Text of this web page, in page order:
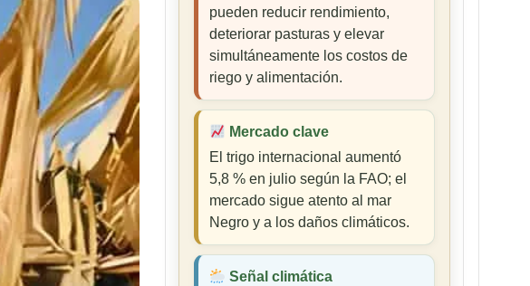
pueden reducir rendimiento,
deteriorar pasturas y elevar
simultáneamente los costos de
riego y alimentación.
Mercado clave
El trigo internacional aumentó
5,8 % en julio según la FAO; el
mercado sigue atento al mar
Negro y a los daños climáticos.
Señal climática